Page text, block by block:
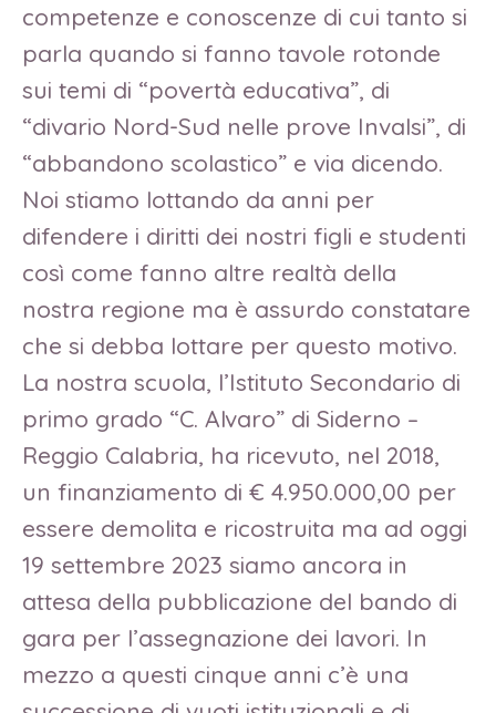
competenze e conoscenze di cui tanto si
parla quando si fanno tavole rotonde
sui temi di “povertà educativa”, di
“divario Nord-Sud nelle prove Invalsi”, di
“abbandono scolastico” e via dicendo.
Noi stiamo lottando da anni per
difendere i diritti dei nostri figli e studenti
così come fanno altre realtà della
nostra regione ma è assurdo constatare
che si debba lottare per questo motivo.
La nostra scuola, l’Istituto Secondario di
primo grado “C. Alvaro” di Siderno –
Reggio Calabria, ha ricevuto, nel 2018,
un finanziamento di € 4.950.000,00 per
essere demolita e ricostruita ma ad oggi
19 settembre 2023 siamo ancora in
attesa della pubblicazione del bando di
gara per l’assegnazione dei lavori. In
mezzo a questi cinque anni c’è una